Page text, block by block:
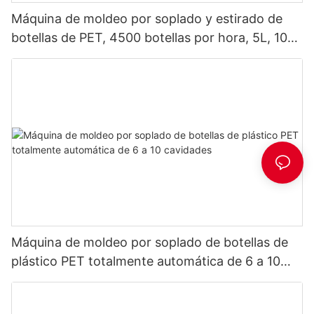
Máquina de moldeo por soplado y estirado de
botellas de PET, 4500 botellas por hora, 5L, 10L,
15L, 20L, 5 galones.
Máquina de moldeo por soplado de botellas de
plástico PET totalmente automática de 6 a 10
cavidades